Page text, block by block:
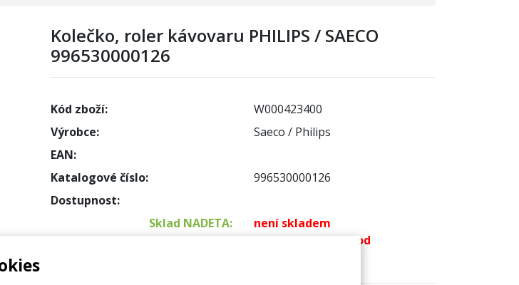
Kolečko, roler kávovaru PHILIPS / SAECO
996530000126
Kód zboží:
W000423400
Výrobce:
Saeco / Philips
EAN:
Katalogové číslo:
996530000126
Dostupnost:
Sklad NADETA:
není skladem
k dispozici do 48 hod